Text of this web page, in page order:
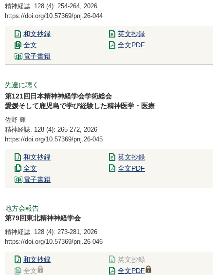
精神経誌. 128 (4): 254-264, 2026
https://doi.org/10.57369/pnj.26-044
和文抄録
英文抄録
全文
全文PDF
電子書籍
先達に聴く
第121回日本精神神経学会学術総会
愛媛そして鹿児島で学び経験した精神医学・医療
佐野 輝
精神経誌. 128 (4): 265-272, 2026
https://doi.org/10.57369/pnj.26-045
和文抄録
英文抄録
全文
全文PDF
電子書籍
地方会報告
第79回東北精神神経学会
精神経誌. 128 (4): 273-281, 2026
https://doi.org/10.57369/pnj.26-046
和文抄録
英文抄録
全文
全文PDF